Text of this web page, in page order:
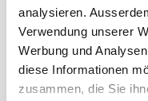
analysieren.
Verwendung unserer
Werbung und
diese Informationen
zusammen, die Sie
•
Viren von
Coronavirus
externen Labor)